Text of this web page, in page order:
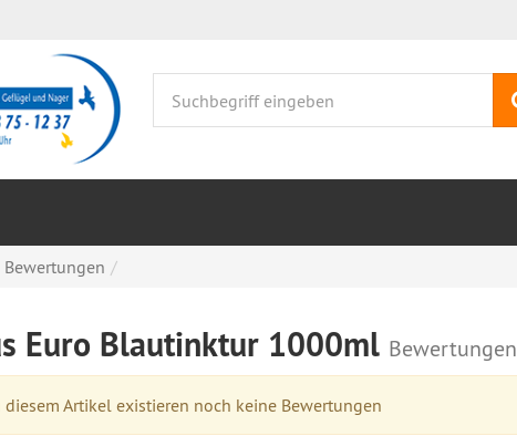
Bewertungen
Euro Blautinktur 1000ml Bewertungen
Artikel existieren noch keine Bewertungen